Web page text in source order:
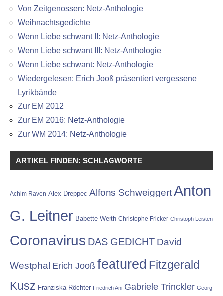
Von Zeitgenossen: Netz-Anthologie
Weihnachtsgedichte
Wenn Liebe schwant II: Netz-Anthologie
Wenn Liebe schwant III: Netz-Anthologie
Wenn Liebe schwant: Netz-Anthologie
Wiedergelesen: Erich Jooß präsentiert vergessene
Lyrikbände
Zur EM 2012
Zur EM 2016: Netz-Anthologie
Zur WM 2014: Netz-Anthologie
ARTIKEL FINDEN: SCHLAGWORTE
Achim Raven Alex Dreppec Alfons SchweiggertAnton
G. Leitner Babette Werth Christophe Fricker Christoph Leisten
Coronavirus DAS GEDICHT David
Westphal Erich Jooß featured Fitzgerald
Kusz Franziska Röchter Friedrich Ani Gabriele Trinckler Georg